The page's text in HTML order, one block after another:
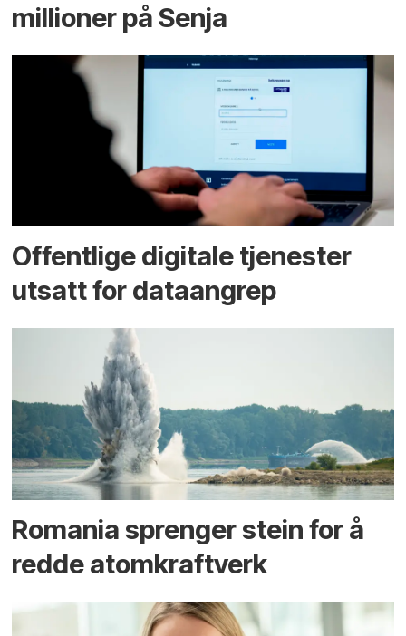
millioner på Senja
Offentlige digitale tjenester
utsatt for dataangrep
Romania sprenger stein for å
redde atomkraftverk